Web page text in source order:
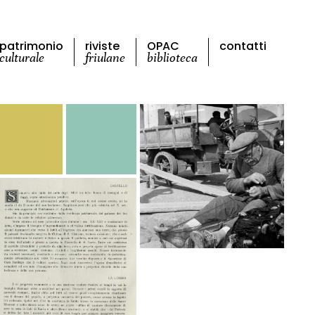
patrimonio
culturale
riviste
friulane
OPAC
biblioteca
contatti